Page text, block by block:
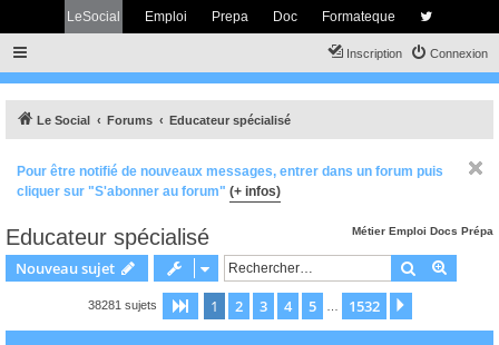
LeSocial Emploi Prepa Doc Formateque
Connexion
Inscription
Le Social Forums Educateur spécialisé
Pour être notifié de nouveaux messages, entrer dans un forum puis
cliquer sur "S'abonner au forum" (+ infos)
Métier Emploi Docs Prépa
Educateur spécialisé
Nouveau sujet Rechercher
38281 sujets Page 1sur1532
1 2 3 4 5 1532